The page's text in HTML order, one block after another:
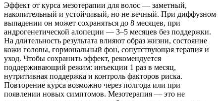
Эффект от курса мезотерапии для волос — заметный,
накопительный и устойчивый, но не вечный. При диффузном
выпадении он может сохраняться до 8 месяцев, при
андрогенетической алопеции — 3–5 месяцев без поддержки.
На длительность результата влияют образ жизни, состояние
кожи головы, гормональный фон, сопутствующая терапия и
уход. Чтобы сохранить эффект, рекомендуется
поддерживающий режим: инъекции 1 раз в месяц,
нутритивная поддержка и контроль факторов риска.
Повторение курса возможно через полгода или при
появлении новых симптомов. Мезотерапия — это не